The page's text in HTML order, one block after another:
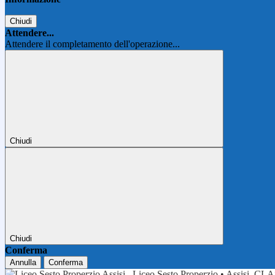
Chiudi
Attendere...
Attendere il completamento dell'operazione...
Chiudi
Chiudi
Conferma
Annulla Conferma